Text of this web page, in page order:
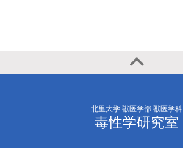
北里大学 獣医学部 獣医学科
毒性学研究室